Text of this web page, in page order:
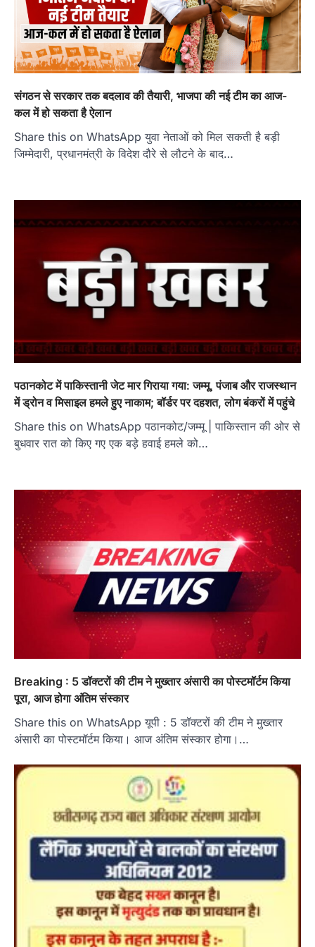
संगठन से सरकार तक बदलाव की तैयारी, भाजपा की नई टीम का आज-
कल में हो सकता है ऐलान
Share this on WhatsApp युवा नेताओं को मिल सकती है बड़ी
जिम्मेदारी, प्रधानमंत्री के विदेश दौरे से लौटने के बाद…
पठानकोट में पाकिस्तानी जेट मार गिराया गया: जम्मू, पंजाब और राजस्थान
में ड्रोन व मिसाइल हमले हुए नाकाम; बॉर्डर पर दहशत, लोग बंकरों में पहुंचे
Share this on WhatsApp पठानकोट/जम्मू | पाकिस्तान की ओर से
बुधवार रात को किए गए एक बड़े हवाई हमले को…
Breaking : 5 डॉक्टरों की टीम ने मुख्तार अंसारी का पोस्टमॉर्टम किया
पूरा, आज होगा अंतिम संस्कार
Share this on WhatsApp यूपी : 5 डॉक्टरों की टीम ने मुख्तार
अंसारी का पोस्टमॉर्टम किया। आज अंतिम संस्कार होगा।…
हमारे राज्य
8 साल का इंतजार खत्म: 156 खिलाड़ियों को
मिला उत्कृष्ट खिलाड़ी का दर्जा, सरकारी नौकरी
का रास्ता साफ
Jagjit Singh Grewal August 5, 2026
रायपुर। छत्तीसगढ़ के खिलाड़ियों का करीब आठ साल लंबा
इंतजार आखिरकार खत्म हो गया। राज्य…